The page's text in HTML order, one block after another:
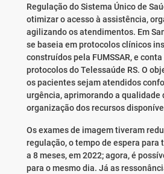
Regulação do Sistema Único de
otimizar o acesso à assistência,
agilizando os atendimentos. Em
se baseia em protocolos clínicos
construídos pela FUMSSAR, e
protocolos do Telessaúde RS. O
os pacientes sejam atendidos
urgência, aprimorando a qualidade
organização dos recursos
Os exames de imagem tiveram
regulação, o tempo de espera para
a 8 meses, em 2022; agora, é
para o mesmo dia. Já as